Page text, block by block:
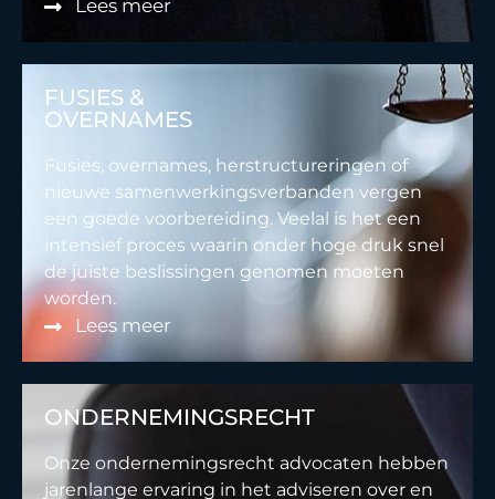
Lees meer
FUSIES &
OVERNAMES
Fusies, overnames, herstructureringen of
nieuwe samenwerkingsverbanden vergen
een goede voorbereiding. Veelal is het een
intensief proces waarin onder hoge druk snel
de juiste beslissingen genomen moeten
worden.
Lees meer
ONDERNEMINGSRECHT
Onze ondernemingsrecht advocaten hebben
jarenlange ervaring in het adviseren over en